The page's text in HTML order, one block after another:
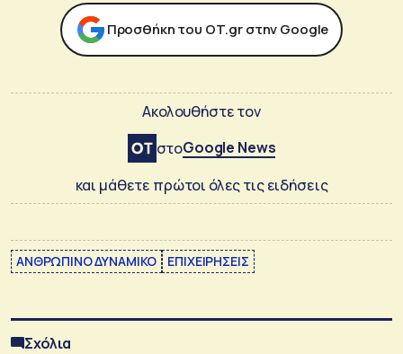
Προσθήκη του ΟΤ.gr στην Google
Ακολουθήστε τον
στοGoogle News
και μάθετε πρώτοι όλες τις ειδήσεις
ΑΝΘΡΩΠΙΝΟ ΔΥΝΑΜΙΚΟ ΕΠΙΧΕΙΡΗΣΕΙΣ
Σχόλια